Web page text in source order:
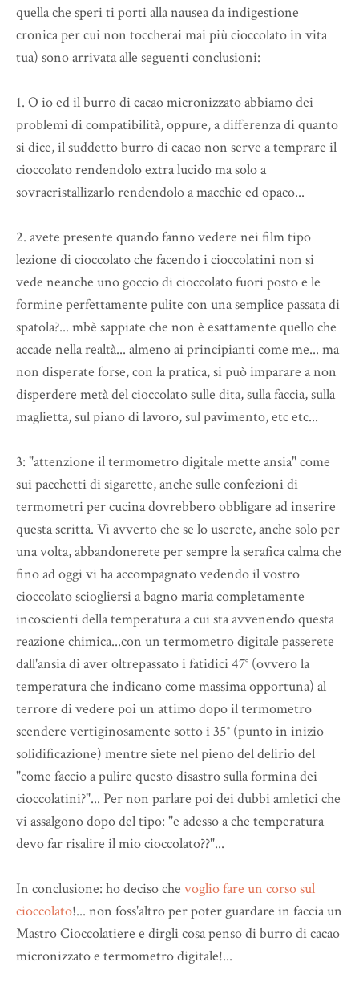
quella che speri ti porti alla nausea da indigestione
cronica per cui non toccherai mai più cioccolato in vita
tua) sono arrivata alle seguenti conclusioni:
1. O io ed il burro di cacao micronizzato abbiamo dei
problemi di compatibilità, oppure, a differenza di quanto
si dice, il suddetto burro di cacao non serve a temprare il
cioccolato rendendolo extra lucido ma solo a
sovracristallizarlo rendendolo a macchie ed opaco...
2. avete presente quando fanno vedere nei film tipo
lezione di cioccolato che facendo i cioccolatini non si
vede neanche uno goccio di cioccolato fuori posto e le
formine perfettamente pulite con una semplice passata di
spatola?... mbè sappiate che non è esattamente quello che
accade nella realtà... almeno ai principianti come me... ma
non disperate forse, con la pratica, si può imparare a non
disperdere metà del cioccolato sulle dita, sulla faccia, sulla
maglietta, sul piano di lavoro, sul pavimento, etc etc...
3: "attenzione il termometro digitale mette ansia" come
sui pacchetti di sigarette, anche sulle confezioni di
termometri per cucina dovrebbero obbligare ad inserire
questa scritta. Vi avverto che se lo userete, anche solo per
una volta, abbandonerete per sempre la serafica calma che
fino ad oggi vi ha accompagnato vedendo il vostro
cioccolato sciogliersi a bagno maria completamente
incoscienti della temperatura a cui sta avvenendo questa
reazione chimica...con un termometro digitale passerete
dall'ansia di aver oltrepassato i fatidici 47° (ovvero la
temperatura che indicano come massima opportuna) al
terrore di vedere poi un attimo dopo il termometro
scendere vertiginosamente sotto i 35° (punto in inizio
solidificazione) mentre siete nel pieno del delirio del
"come faccio a pulire questo disastro sulla formina dei
cioccolatini?"... Per non parlare poi dei dubbi amletici che
vi assalgono dopo del tipo: "e adesso a che temperatura
devo far risalire il mio cioccolato??"...
In conclusione: ho deciso che voglio fare un corso sul
cioccolato!... non foss'altro per poter guardare in faccia un
Mastro Cioccolatiere e dirgli cosa penso di burro di cacao
micronizzato e termometro digitale!...